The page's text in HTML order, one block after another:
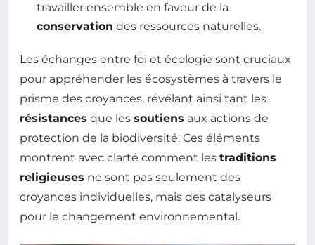
travailler ensemble en faveur de la
conservation des ressources naturelles.
Les échanges entre foi et écologie sont cruciaux
pour appréhender les écosystèmes à travers le
prisme des croyances, révélant ainsi tant les
résistances que les soutiens aux actions de
protection de la biodiversité. Ces éléments
montrent avec clarté comment les traditions
religieuses ne sont pas seulement des
croyances individuelles, mais des catalyseurs
pour le changement environnemental.